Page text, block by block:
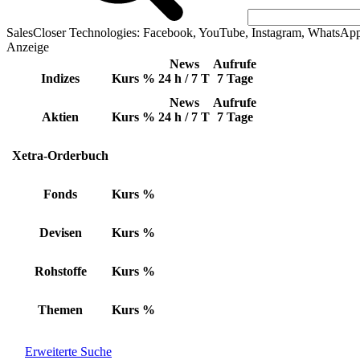
SalesCloser Technologies: Facebook, YouTube, Instagram,
Anzeige
Indizes Kurs %
News
24 h / 7 T
Aufrufe
7 Tage
Aktien Kurs %
News
24 h / 7 T
Aufrufe
7 Tage
Xetra-Orderbuch
Fonds Kurs %
Devisen Kurs %
Rohstoffe Kurs %
Themen Kurs %
Erweiterte Suche